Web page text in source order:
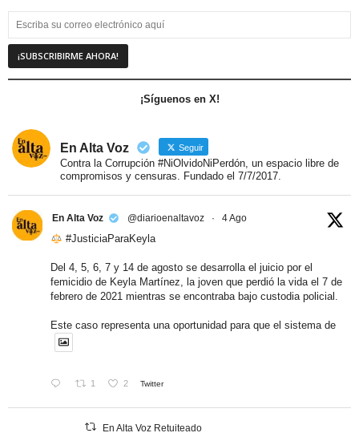
¡Síguenos en X!
En Alta Voz Seguir
Contra la Corrupción #NiOlvidoNiPerdón, un espacio libre de
compromisos y censuras. Fundado el 7/7/2017.
En Alta Voz @diarioenaltavoz · 4 Ago
#JusticiaParaKeyla
Del 4, 5, 6, 7 y 14 de agosto se desarrolla el juicio por el
femicidio de Keyla Martínez, la joven que perdió la vida el 7 de
febrero de 2021 mientras se encontraba bajo custodia policial.
Este caso representa una oportunidad para que el sistema de
1 2 Twitter
En Alta Voz Retuiteado